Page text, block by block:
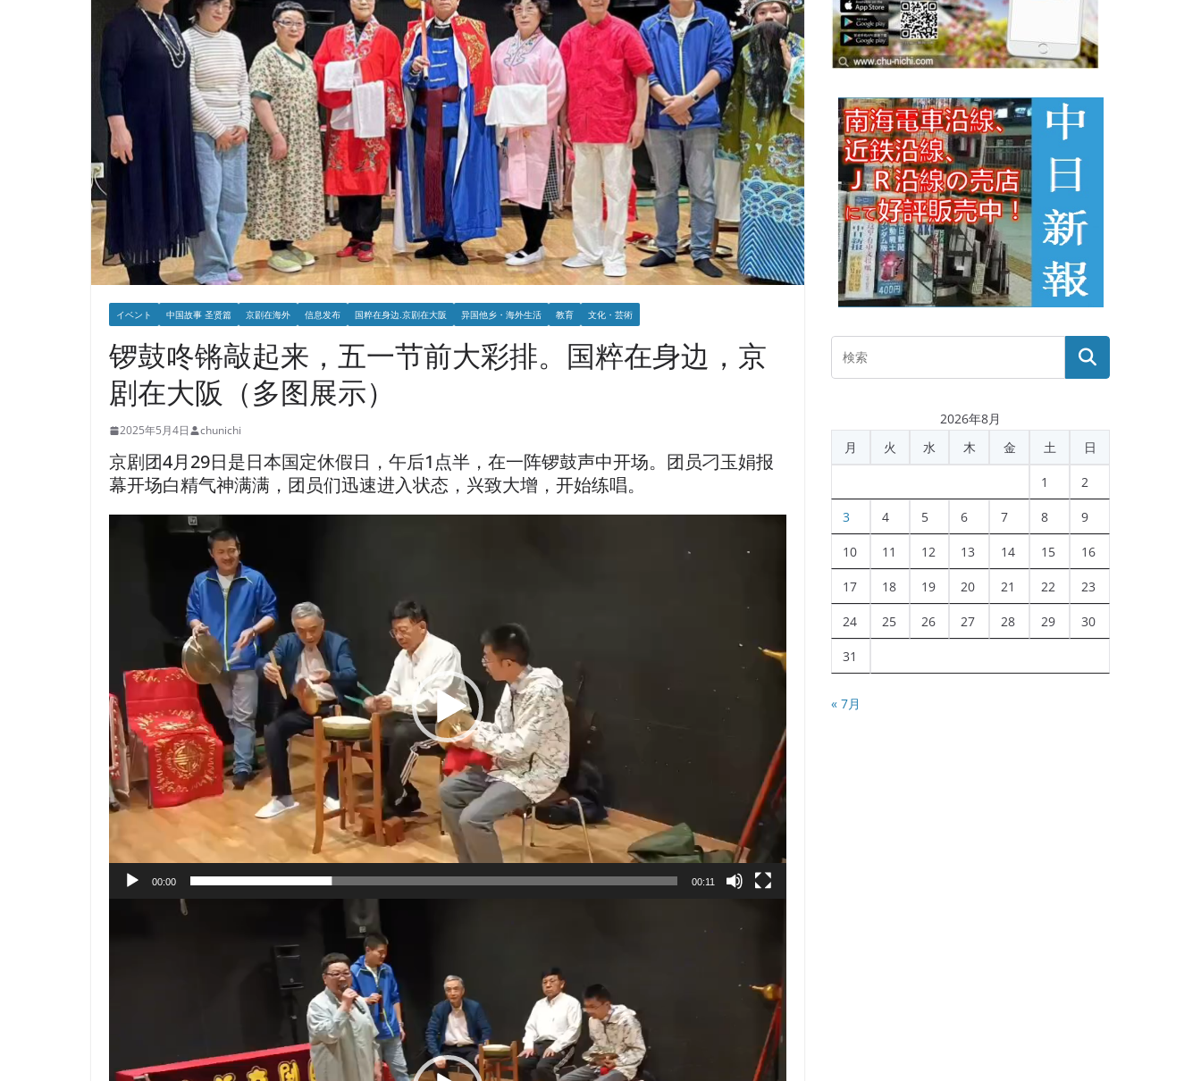
イベント 中国故事 圣贤篇 京剧在海外 信息发布 国粹在身边.京剧在大阪 异国他乡・海外生活 教育 文化・芸術
锣鼓咚锵敲起来，五一节前大彩排。国粹在身边，京
剧在大阪（多图展示）
2025年5月4日 chunichi
京剧团4月29日是日本国定休假日，午后1点半，在一阵锣鼓声中开场。团员刁玉娟报
幕开场白精气神满满，团员们迅速进入状态，兴致大增，开始练唱。
00:00 00:11
2026年8月
月
火 水 木 金 土 日
1 2
3 4 5 6 7 8 9
10 11 12 13 14 15 16
17 18 19 20 21 22 23
24 25 26 27 28 29 30
31
« 7月